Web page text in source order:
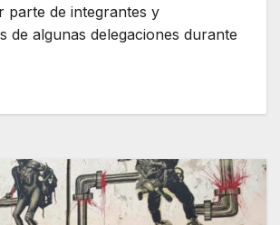
parte de integrantes y
de algunas delegaciones durante